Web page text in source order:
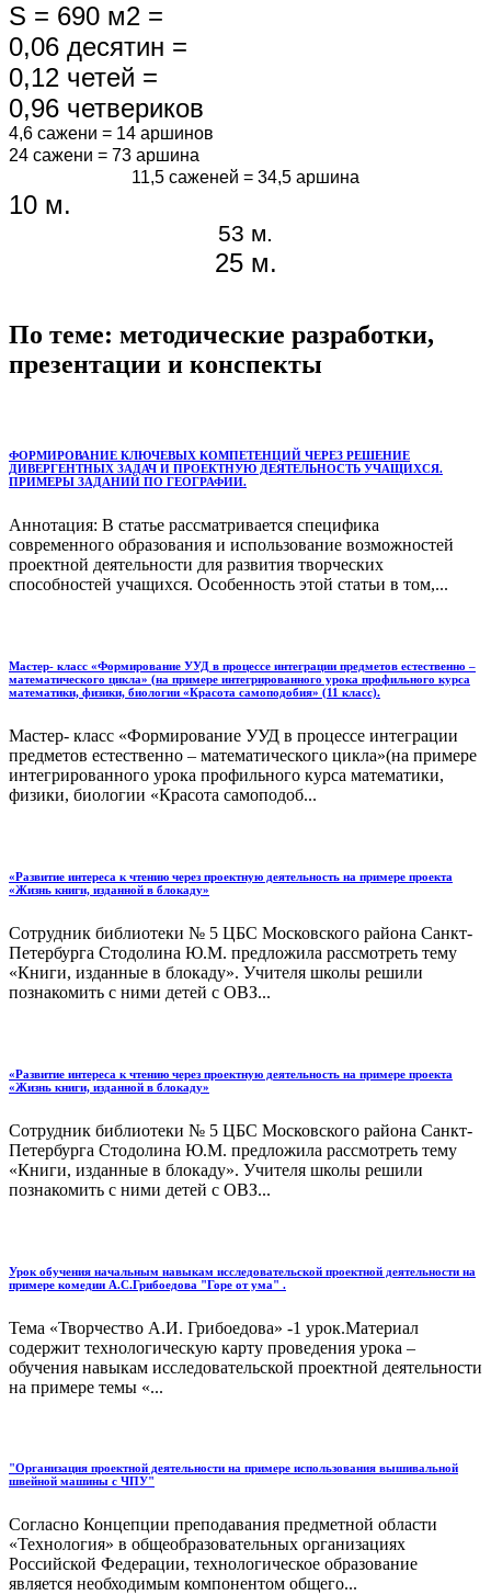
S = 690 м2 =
0,06 десятин =
0,12 четей =
0,96 четвериков
4,6 сажени = 14 аршинов
24 сажени = 73 аршина
11,5 саженей = 34,5 аршина
10 м.
53 м.
25 м.
По теме: методические разработки,
презентации и конспекты
ФОРМИРОВАНИЕ КЛЮЧЕВЫХ КОМПЕТЕНЦИЙ ЧЕРЕЗ РЕШЕНИЕ
ДИВЕРГЕНТНЫХ ЗАДАЧ И ПРОЕКТНУЮ ДЕЯТЕЛЬНОСТЬ УЧАЩИХСЯ.
ПРИМЕРЫ ЗАДАНИЙ ПО ГЕОГРАФИИ.
Аннотация: В статье рассматривается специфика
современного образования и использование возможностей
проектной деятельности для развития творческих
способностей учащихся. Особенность этой статьи в том,...
Мастер- класс «Формирование УУД в процессе интеграции предметов естественно –
математического цикла» (на примере интегрированного урока профильного курса
математики, физики, биологии «Красота самоподобия» (11 класс).
Мастер- класс «Формирование УУД в процессе интеграции
предметов естественно – математического цикла»(на примере
интегрированного урока профильного курса математики,
физики, биологии «Красота самоподоб...
«Развитие интереса к чтению через проектную деятельность на примере проекта
«Жизнь книги, изданной в блокаду»
Сотрудник библиотеки № 5 ЦБС Московского района Санкт-
Петербурга Стодолина Ю.М. предложила рассмотреть тему
«Книги, изданные в блокаду». Учителя школы решили
познакомить с ними детей с ОВЗ...
«Развитие интереса к чтению через проектную деятельность на примере проекта
«Жизнь книги, изданной в блокаду»
Сотрудник библиотеки № 5 ЦБС Московского района Санкт-
Петербурга Стодолина Ю.М. предложила рассмотреть тему
«Книги, изданные в блокаду». Учителя школы решили
познакомить с ними детей с ОВЗ...
Урок обучения начальным навыкам исследовательской проектной деятельности на
примере комедии А.С.Грибоедова "Горе от ума" .
Тема «Творчество А.И. Грибоедова» -1 урок.Материал
содержит технологическую карту проведения урока –
обучения навыкам исследовательской проектной деятельности
на примере темы «...
"Организация проектной деятельности на примере использования вышивальной
швейной машины с ЧПУ"
Согласно Концепции преподавания предметной области
«Технология» в общеобразовательных организациях
Российской Федерации, технологическое образование
является необходимым компонентом общего...